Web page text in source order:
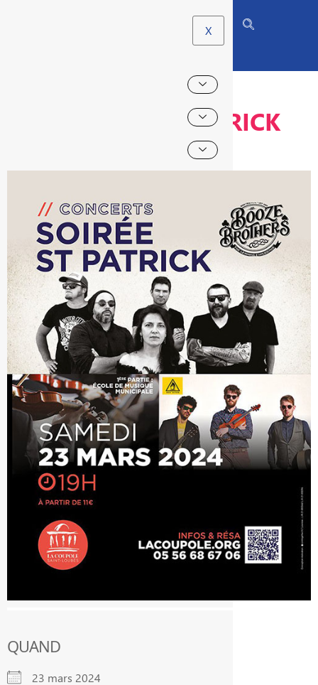
X
SOIRÉE SAINT-PATRICK
QUAND
23 mars 2024